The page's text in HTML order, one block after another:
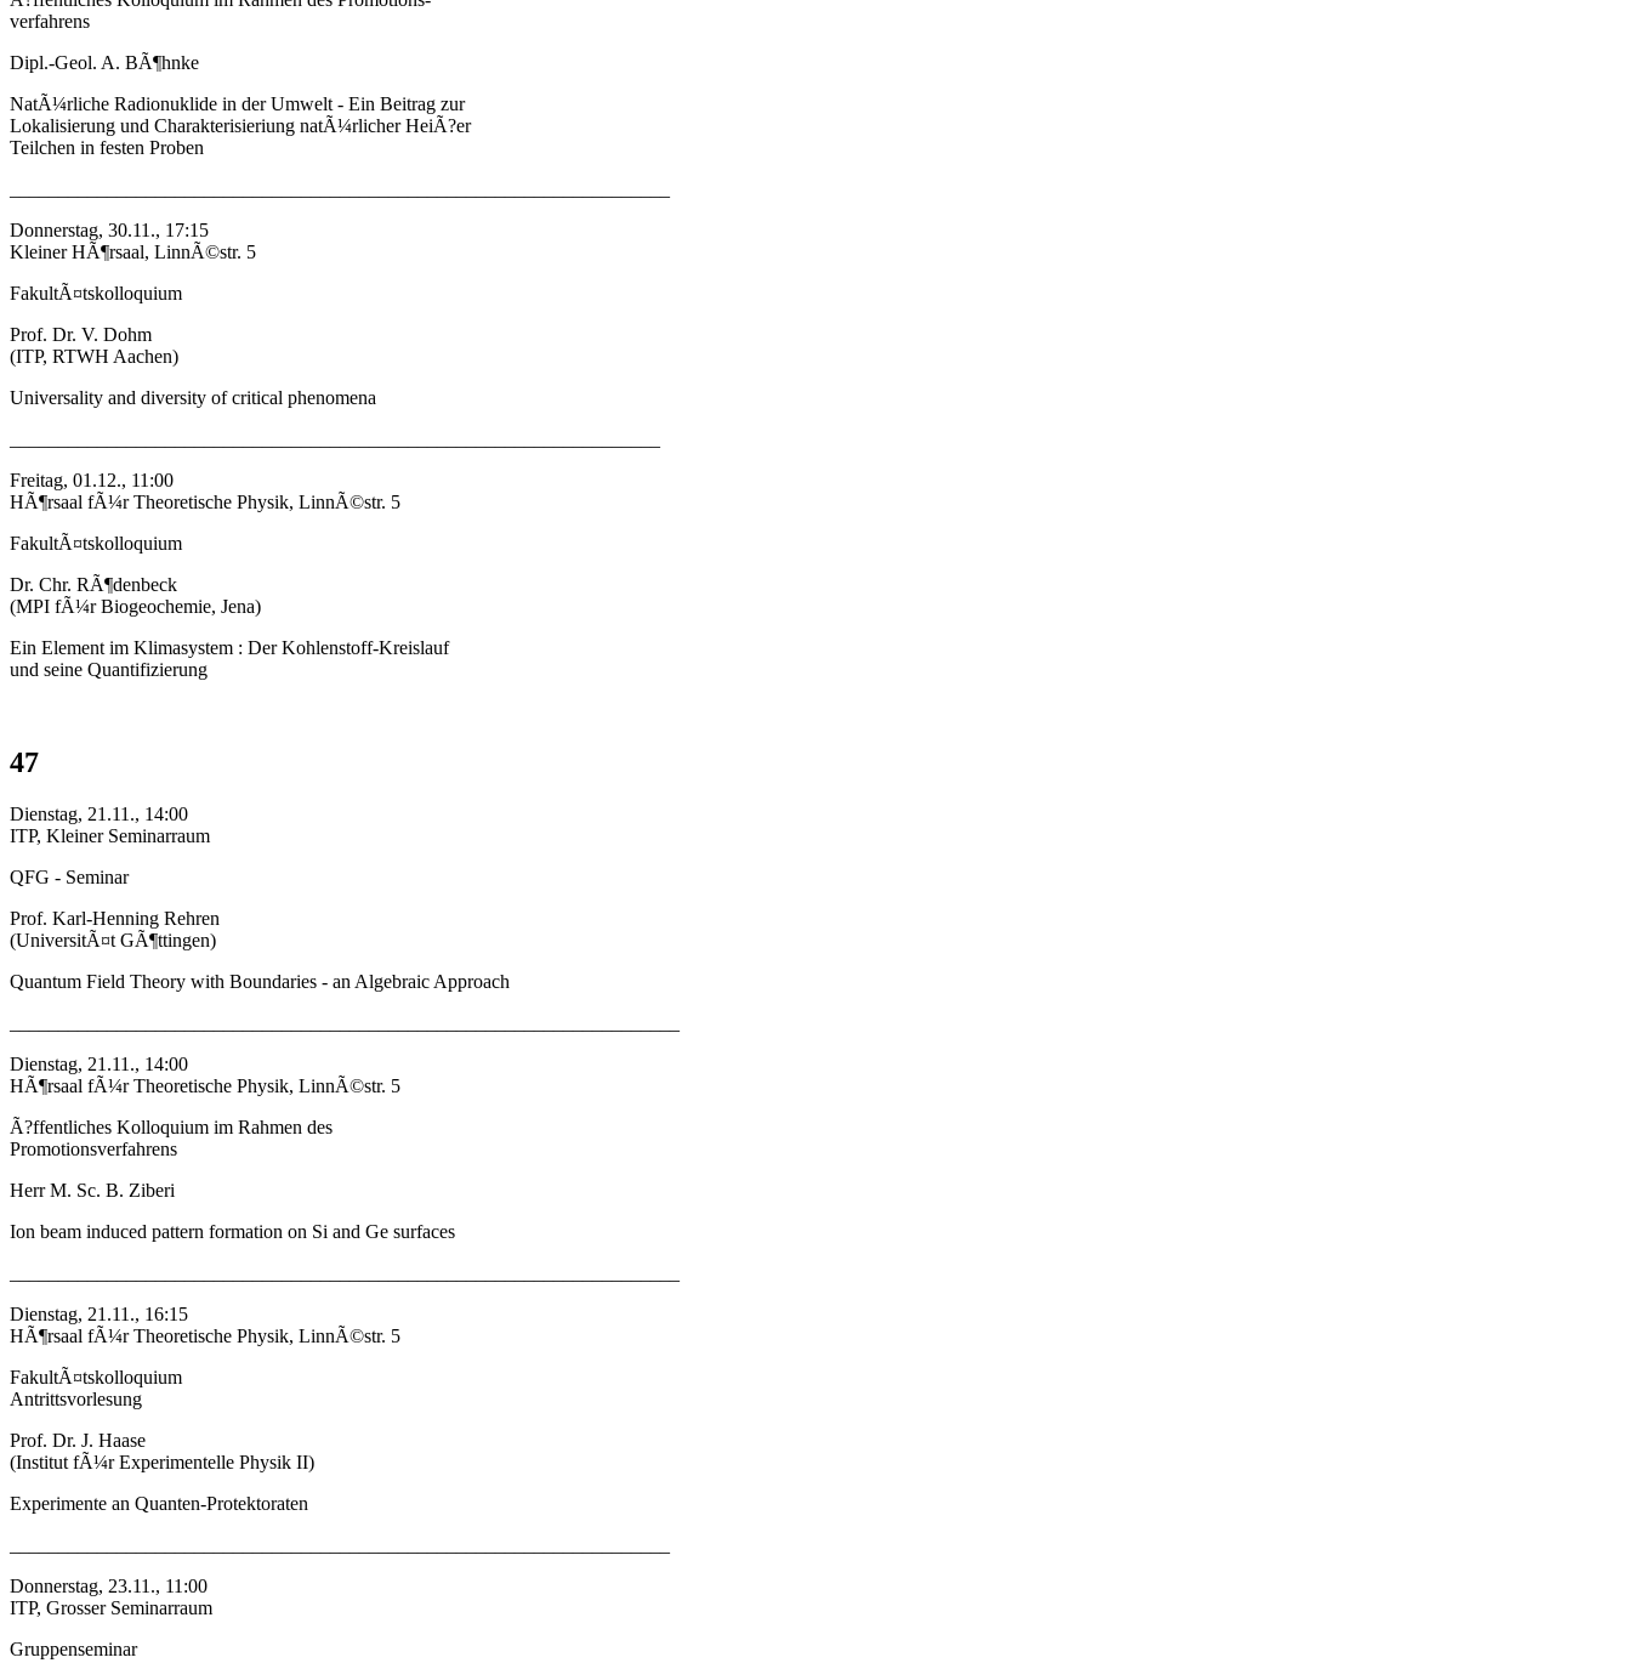
verfahrens
Dipl.-Geol. A. BÃ¶hnke
NatÃ¼rliche Radionuklide in der Umwelt - Ein Beitrag zur
Lokalisierung und Charakterisieriung natÃ¼rlicher HeiÃ?er
Teilchen in festen Proben
Donnerstag, 30.11., 17:15
Kleiner HÃ¶rsaal, LinnÃ©str. 5
FakultÃ¤tskolloquium
Prof. Dr. V. Dohm
(ITP, RTWH Aachen)
Universality and diversity of critical phenomena
Freitag, 01.12., 11:00
HÃ¶rsaal fÃ¼r Theoretische Physik, LinnÃ©str. 5
FakultÃ¤tskolloquium
Dr. Chr. RÃ¶denbeck
(MPI fÃ¼r Biogeochemie, Jena)
Ein Element im Klimasystem : Der Kohlenstoff-Kreislauf
und seine Quantifizierung
47
Dienstag, 21.11., 14:00
ITP, Kleiner Seminarraum
QFG - Seminar
Prof. Karl-Henning Rehren
(UniversitÃ¤t GÃ¶ttingen)
Quantum Field Theory with Boundaries - an Algebraic Approach
Dienstag, 21.11., 14:00
HÃ¶rsaal fÃ¼r Theoretische Physik, LinnÃ©str. 5
Ã?ffentliches Kolloquium im Rahmen des
Promotionsverfahrens
Herr M. Sc. B. Ziberi
Ion beam induced pattern formation on Si and Ge surfaces
Dienstag, 21.11., 16:15
HÃ¶rsaal fÃ¼r Theoretische Physik, LinnÃ©str. 5
FakultÃ¤tskolloquium
Antrittsvorlesung
Prof. Dr. J. Haase
(Institut fÃ¼r Experimentelle Physik II)
Experimente an Quanten-Protektoraten
Donnerstag, 23.11., 11:00
ITP, Grosser Seminarraum
Gruppenseminar